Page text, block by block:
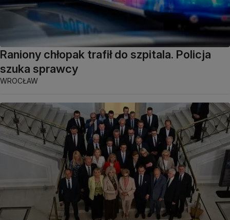
Raniony chłopak trafił do szpitala. Policja
szuka sprawcy
WROCŁAW